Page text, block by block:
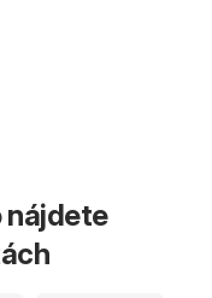
nájdete